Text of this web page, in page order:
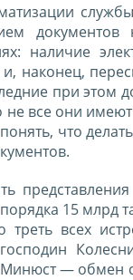
наличие
наконец,
при этом
все они
что
15 млрд
всех
— обмен